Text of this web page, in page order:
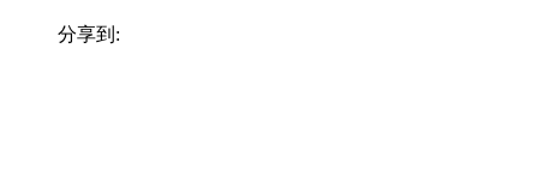
分享到: